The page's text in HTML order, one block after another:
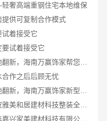
奢高端重钢住宅本地维保
供可复制合作模式
着接受它
试着接受它
作之后后顾无忧
厨卫改造怎么选？宁波雅美和居建材科技整装全包设计
海宁二手房装潢施工选嘉兴家美建材科技有限公司更省心